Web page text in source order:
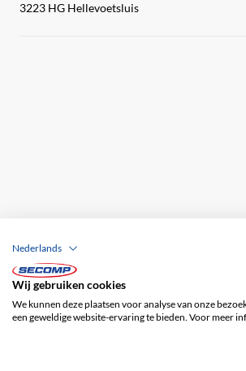
3223 HG Hellevoetsluis
Nederlands
Wij gebruiken cookies
We kunnen deze plaatsen voor analyse van onze
een geweldige website-ervaring te bieden. Voor meer